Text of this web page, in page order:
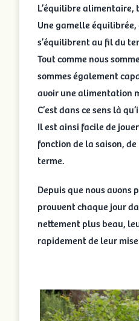
L’équilibre alimentaire,
Une gamelle équilibrée,
s’équilibrent au fil du
Tout comme nous
sommes également
avoir une alimentation
C’est dans ce sens là
Il est ainsi facile de
fonction de la saison,
terme.
Depuis que nous avons
prouvent chaque jour
nettement plus beau,
rapidement de leur